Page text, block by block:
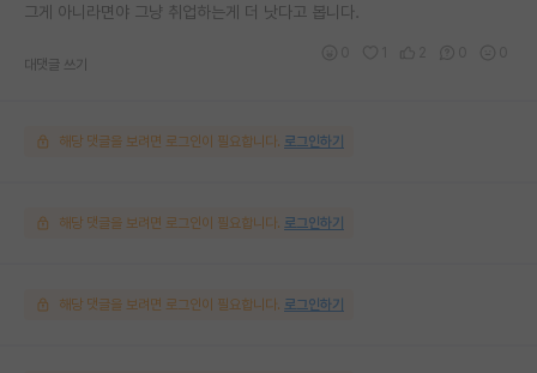
그게 아니라면야 그냥 취업하는게 더 낫다고 봅니다.
대댓글 쓰기
해당 댓글을 보려면 로그인이 필요합니다. 로그인하기
해당 댓글을 보려면 로그인이 필요합니다. 로그인하기
해당 댓글을 보려면 로그인이 필요합니다. 로그인하기